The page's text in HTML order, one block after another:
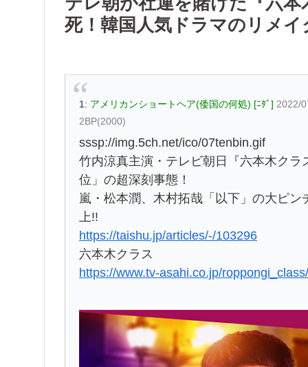
死！韓国人気ドラマのリメ
1: アメリカンショートヘア(倭国の何処) [ﾆﾀﾞ] 2022/
2BP(2000)
sssp://img.5ch.net/ico/07tenbin.gif
竹内涼真主演・テレビ朝日『六本木クラ
位」の超深刻事態！
嵐・松本潤、木村拓哉「以下」の大ピ
上!!
https://taishu.jp/articles/-/103296
六本木クラス
https://www.tv-asahi.co.jp/